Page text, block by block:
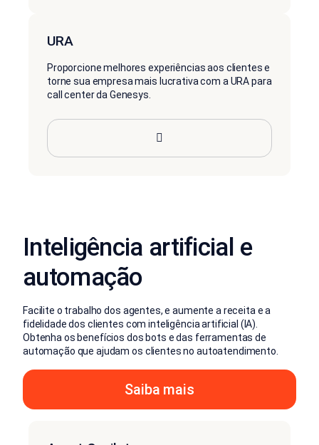
URA
Proporcione melhores experiências aos clientes e
torne sua empresa mais lucrativa com a URA para
call center da Genesys.
Inteligência artificial e
automação
Facilite o trabalho dos agentes, e aumente a receita e a
fidelidade dos clientes com inteligência artificial (IA).
Obtenha os benefícios dos bots e das ferramentas de
automação que ajudam os clientes no autoatendimento.
Saiba mais